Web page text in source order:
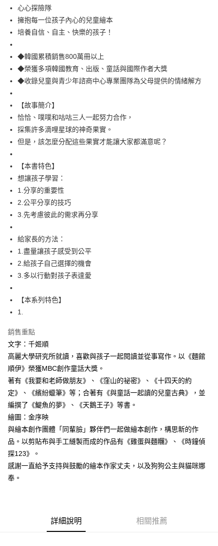
每筆NT$100，滿NT$499(含以上)免運費
心心探險隊
擁抱每一位孩子內心的兒童繪本
培養自信、自主、快樂的孩子！
◆韓國累積銷售800萬冊以上
◆榮獲多項韓國教育、出版、童話與國際作者大獎
◆收錄兒童與青少年諮商中心專業團隊為父母提供的情緒解方
【故事簡介】
恰恰、噗噗和咕咕三人一起努力合作，
採集許多滴哩星球的神奇果實。
但是，該怎麼分配這些果實才能讓大家都滿意呢？
【本書特色】
想讓孩子學習：
1.分享的重要性
2.公平分享的技巧
3.先考慮彼此的需求再分享
給家長的方法：
1.盡量讓孩子感受到公平
2.給孩子自己選擇的機會
3.多以行動對孩子表達愛
【本系列特色】
1.
銷售重點
文字：千姬順
高麗大學研究所就讀，喜歡與孩子一起閱讀並從事寫作。以《麵館
順伊》榮獲MBC創作童話大獎。
著有《我要和老師做朋友》、《窪山的祕密》、《十四天的約
定》、《繽紛蠟筆》等；合著有《與童話一起讀的兒童古典》，並
編撰了《鯷魚的夢》、《天鵝王子》等書。
繪圖：金序映
與繪本創作團體「同輩臉」夥伴們一起做繪本創作，構思新的作
品。以剪貼布與手工縫製而成的作品有《雞蛋與麵糰》、《時鐘偵
探123》。
感謝一直給予支持與鼓勵的繪本作家丈夫，以及狗狗公主與貓咪娜
奉。
詳細說明 相關推薦